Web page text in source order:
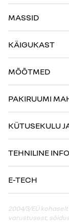
MASSID
KÄIGUKAST
MÕÕTMED
PAKIRUUMI
KÜTUSEKULU
TEHNILINE INFO
E-TECH
2004/3/EÜ
varustusest,